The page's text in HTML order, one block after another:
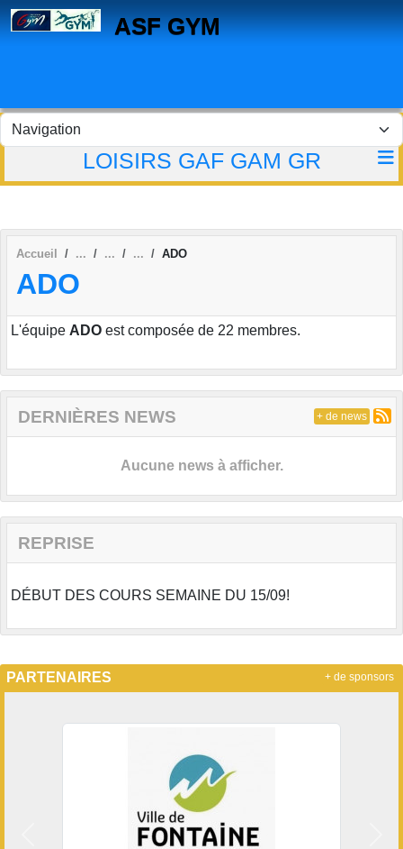
ASF GYM
LOISIRS GAF GAM GR
Accueil ADO
ADO
L'équipe ADO est composée de 22 membres.
DERNIÈRES NEWS
Aucune news à afficher.
+ de news
REPRISE
DÉBUT DES COURS SEMAINE DU 15/09!
PARTENAIRES + de sponsors
Panneau de gestion des cookies